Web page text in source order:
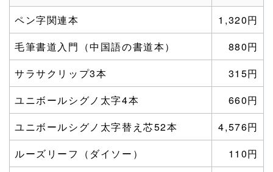
ペン字関連本
1,320円
毛筆書道入門（中国語の書道本）
880円
サラサクリップ3本
315円
ユニボールシグノ太字4本
660円
ユニボールシグノ太字替え芯52本
4,576円
ルーズリーフ（ダイソー）
110円